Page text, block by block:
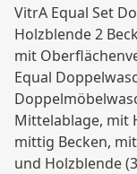
VitrA Equal Set
Holzblende 2
mit
Equal
Mittelablage, mit
mittig Becken,
und Holzblende